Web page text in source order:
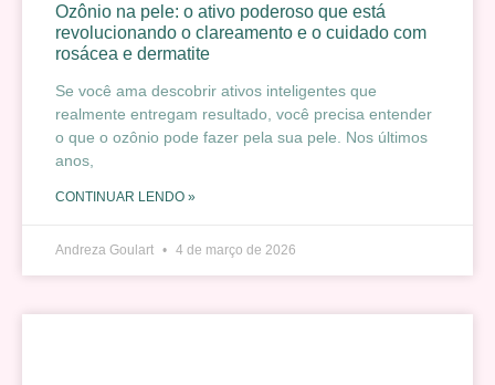
Ozônio na pele: o ativo poderoso que está
revolucionando o clareamento e o cuidado com
rosácea e dermatite
Se você ama descobrir ativos inteligentes que
realmente entregam resultado, você precisa entender
o que o ozônio pode fazer pela sua pele. Nos últimos
anos,
CONTINUAR LENDO »
Andreza Goulart 4 de março de 2026